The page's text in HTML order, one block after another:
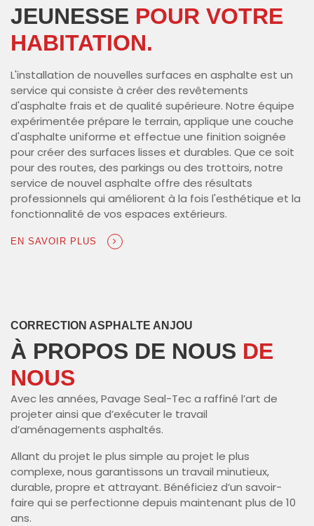
JEUNESSE POUR VOTRE
HABITATION.
L'installation de nouvelles surfaces en asphalte est un
service qui consiste à créer des revêtements
d'asphalte frais et de qualité supérieure. Notre équipe
expérimentée prépare le terrain, applique une couche
d'asphalte uniforme et effectue une finition soignée
pour créer des surfaces lisses et durables. Que ce soit
pour des routes, des parkings ou des trottoirs, notre
service de nouvel asphalte offre des résultats
professionnels qui améliorent à la fois l'esthétique et la
fonctionnalité de vos espaces extérieurs.
EN SAVOIR PLUS
CORRECTION ASPHALTE ANJOU
À PROPOS DE NOUS DE
NOUS
Avec les années, Pavage Seal-Tec a raffiné l’art de
projeter ainsi que d’exécuter le travail
d’aménagements asphaltés.
Allant du projet le plus simple au projet le plus
complexe, nous garantissons un travail minutieux,
durable, propre et attrayant. Bénéficiez d’un savoir-
faire qui se perfectionne depuis maintenant plus de 10
ans.